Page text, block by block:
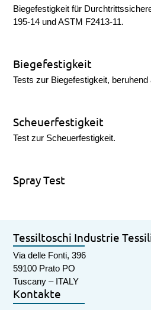
Biegefestigkeit für
195-14 und ASTM F2413-11.
Biegefestigkeit
Tests zur Biegefestigkeit,
Scheuerfestigkeit
Test zur Scheuerfestigkeit.
Spray Test
Tessiltoschi Industrie
Via delle Fonti, 396
59100 Prato PO
Tuscany – ITALY
Kontakte